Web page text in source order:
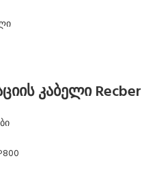
კაბელი Recber